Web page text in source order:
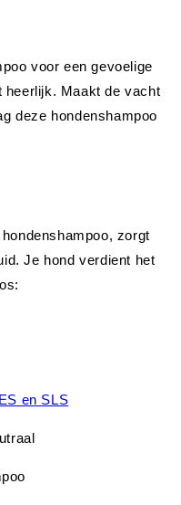
hondenshampoo, zorgt
Je hond verdient het
en SLS